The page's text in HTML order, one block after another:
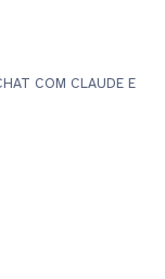
COM CLAUDE E